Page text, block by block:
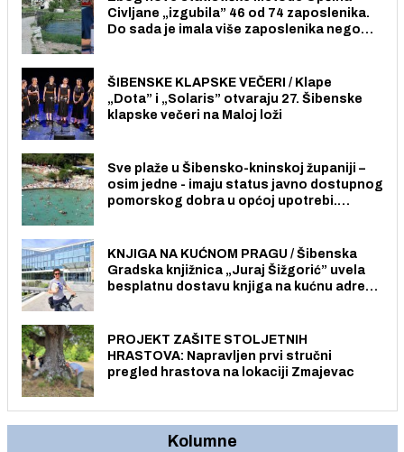
Civljane „izgubila” 46 od 74 zaposlenika.
Do sada je imala više zaposlenika nego
ŠIBENSKE KLAPSKE VEČERI / Klape
„Dota” i „Solaris” otvaraju 27. Šibenske
klapske večeri na Maloj loži
Sve plaže u Šibensko-kninskoj županiji –
osim jedne - imaju status javno dostupnog
pomorskog dobra u općoj upotrebi.
KNJIGA NA KUĆNOM PRAGU / Šibenska
Gradska knjižnica „Juraj Šižgorić” uvela
besplatnu dostavu knjiga na kućnu adresu
PROJEKT ZAŠITE STOLJETNIH
HRASTOVA: Napravljen prvi stručni
pregled hrastova na lokaciji Zmajevac
Kolumne